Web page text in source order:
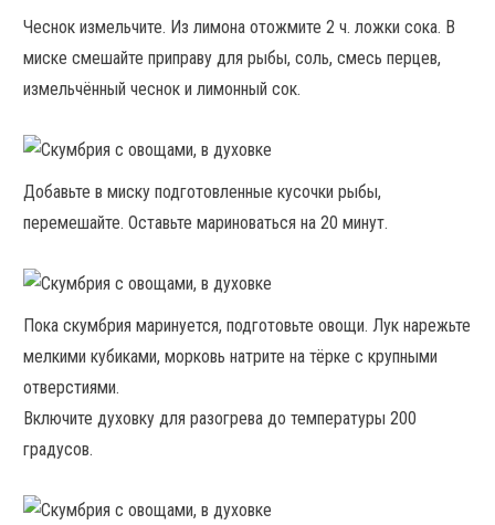
Чеснок измельчите. Из лимона отожмите 2 ч. ложки сока. В
миске смешайте приправу для рыбы, соль, смесь перцев,
измельчённый чеснок и лимонный сок.
Добавьте в миску подготовленные кусочки рыбы,
перемешайте. Оставьте мариноваться на 20 минут.
Пока скумбрия маринуется, подготовьте овощи. Лук нарежьте
мелкими кубиками, морковь натрите на тёрке с крупными
отверстиями.
Включите духовку для разогрева до температуры 200
градусов.